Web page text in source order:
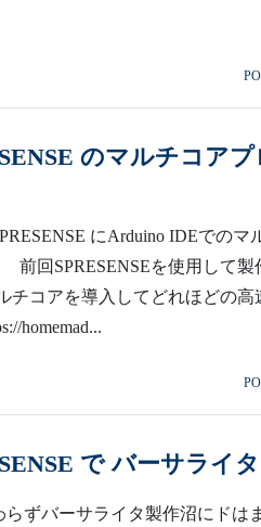
のマルチコア
にArduino IDEでの
前回SPRESENSEを使用して
チコアを導入してどれほどの
homemad...
で バーサライタ
らずバーサライタ製作沼にドは